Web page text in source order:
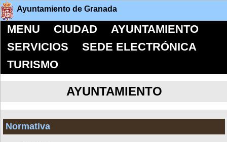
Ayuntamiento de Granada
MENU CIUDAD
AYUNTAMIENTO
SERVICIOS
SEDE ELECTRÓNICA
TURISMO
AYUNTAMIENTO
Normativa